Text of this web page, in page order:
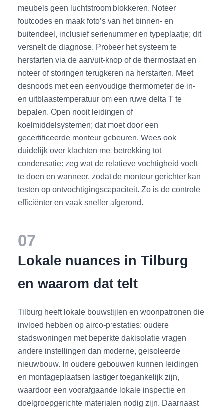
meubels geen luchtstroom blokkeren. Noteer
foutcodes en maak foto’s van het binnen- en
buitendeel, inclusief serienummer en typeplaatje; dit
versnelt de diagnose. Probeer het systeem te
herstarten via de aan/uit-knop of de thermostaat en
noteer of storingen terugkeren na herstarten. Meet
desnoods met een eenvoudige thermometer de in-
en uitblaastemperatuur om een ruwe delta T te
bepalen. Open nooit leidingen of
koelmiddelsystemen; dat moet door een
gecertificeerde monteur gebeuren. Wees ook
duidelijk over klachten met betrekking tot
condensatie: zeg wat de relatieve vochtigheid voelt
te doen en wanneer, zodat de monteur gerichter kan
testen op ontvochtigingscapaciteit. Zo is de controle
efficiënter en vaak sneller afgerond.
07
Lokale nuances in Tilburg
en waarom dat telt
Tilburg heeft lokale bouwstijlen en woonpatronen die
invloed hebben op airco-prestaties: oudere
stadswoningen met beperkte dakisolatie vragen
andere instellingen dan moderne, geisoleerde
nieuwbouw. In oudere gebouwen kunnen leidingen
en montageplaatsen lastiger toegankelijk zijn,
waardoor een voorafgaande lokale inspectie en
doelgroepgerichte materialen nodig zijn. Daarnaast